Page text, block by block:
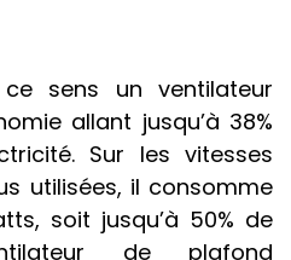
sens un ventilateur
allant jusqu’à 38%
Sur les vitesses
utilisées, il consomme
soit jusqu’à 50% de
de plafond